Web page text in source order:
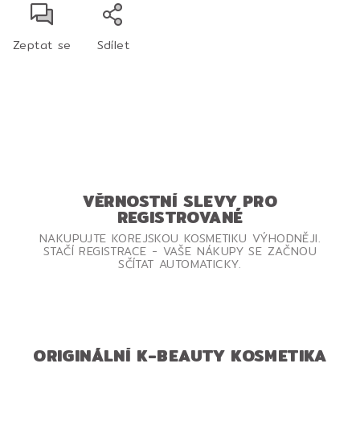
Zeptat se Sdílet
VĚRNOSTNÍ SLEVY PRO
REGISTROVANÉ
NAKUPUJTE KOREJSKOU KOSMETIKU VÝHODNĚJI.
STAČÍ REGISTRACE - VAŠE NÁKUPY SE ZAČNOU
SČÍTAT AUTOMATICKY.
ORIGINÁLNÍ K-BEAUTY KOSMETIKA